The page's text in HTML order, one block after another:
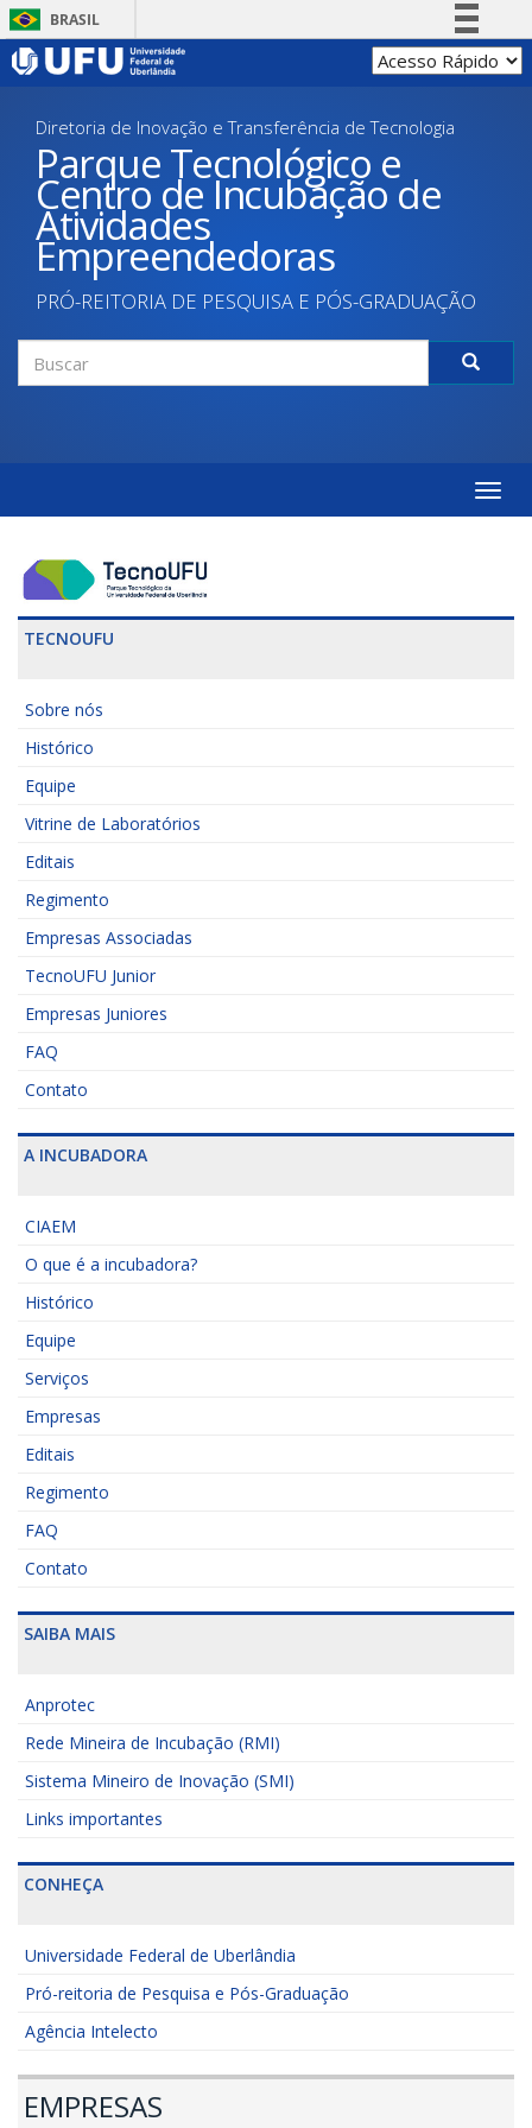
Pular
para
BRASIL
Simplifique!
Participe
Acesso à informação
Legislação
Diretoria de Inovação e Transferência de Tecnologia
Parque Tecnológico e
Centro de Incubação de
Atividades
Empreendedoras
PRÓ-REITORIA DE PESQUISA E PÓS-GRADUAÇÃO
Formulário
de
Toggle
TECNOUFU
Sobre nós
Histórico
Equipe
Vitrine de Laboratórios
Editais
Regimento
Empresas Associadas
TecnoUFU Junior
Empresas Juniores
FAQ
Contato
A INCUBADORA
CIAEM
O que é a incubadora?
Histórico
Equipe
Serviços
Empresas
Editais
Regimento
FAQ
Contato
SAIBA MAIS
Anprotec
Rede Mineira de Incubação (RMI)
Sistema Mineiro de Inovação (SMI)
Links importantes
CONHEÇA
Universidade Federal de Uberlândia
Pró-reitoria de Pesquisa e Pós-Graduação
Agência Intelecto
EMPRESAS